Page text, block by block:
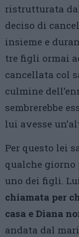
ristrutturata
deciso di
insieme e
tre figli ormai
cancellata col
culmine
sembrerebbe
lui avesse
Per questo lei
qualche giorno
uno dei figli.
chiamata per
casa e Diana
andata dal